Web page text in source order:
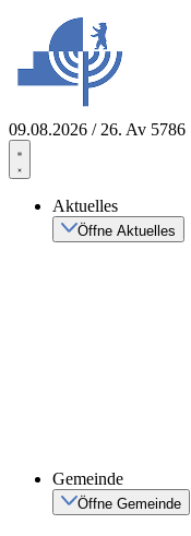
springen
09.08.2026 / 26. Av 5786
Aktuelles
Öffne Aktuelles
Gemeinde
Öffne Gemeinde